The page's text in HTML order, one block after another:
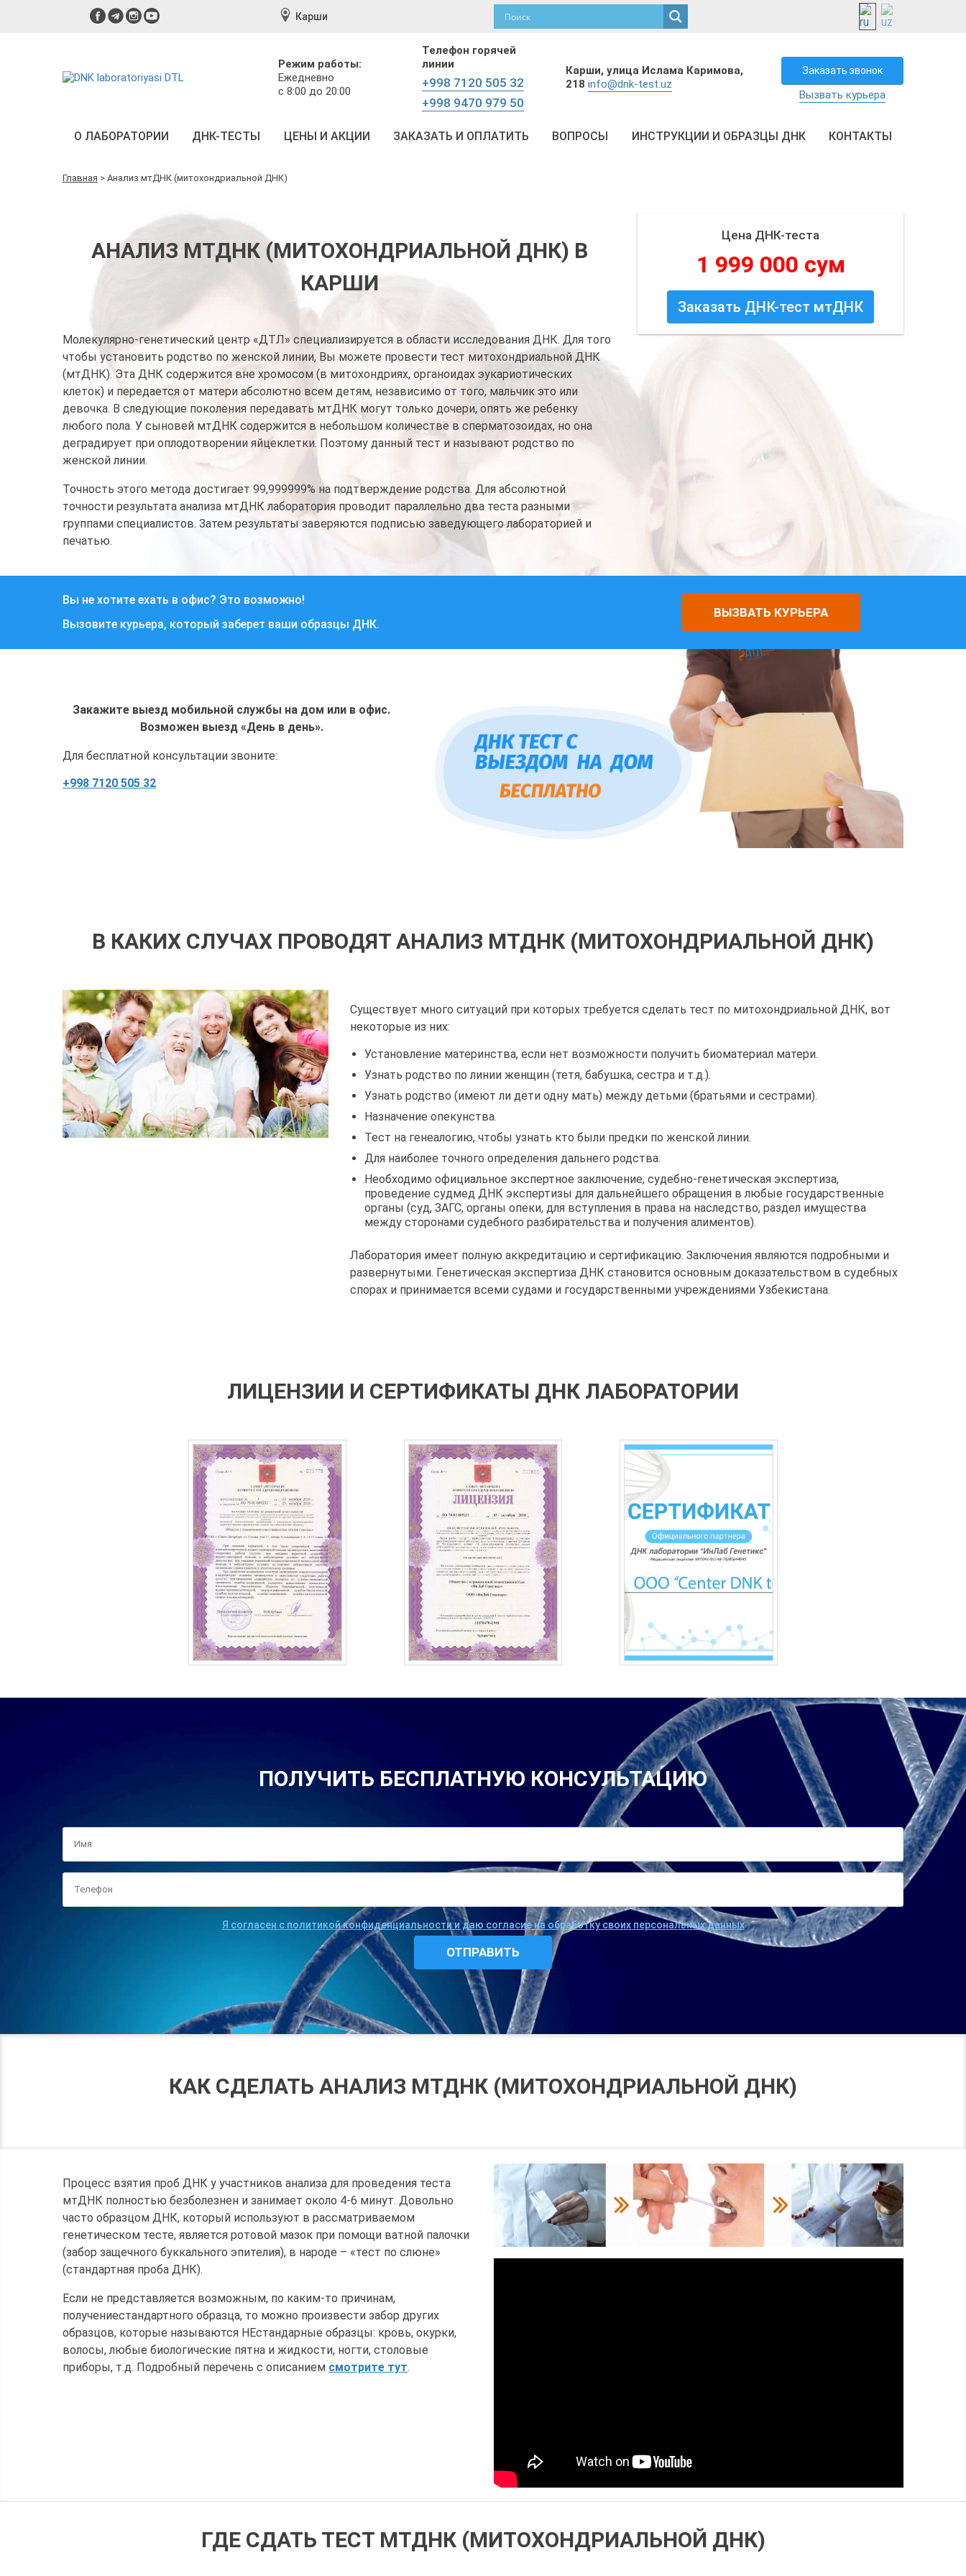
Карши
Режим работы:
Ежедневно
с 8:00 до 20:00
Телефон горячей
линии
+998 7120 505 32
+998 9470 979 50
Карши, улица Ислама Каримова,
218 info@dnk-test.uz
Заказать звонок
Вызвать курьера
О ЛАБОРАТОРИИ ДНК-ТЕСТЫ ЦЕНЫ И АКЦИИ ЗАКАЗАТЬ И ОПЛАТИТЬ ВОПРОСЫ ИНСТРУКЦИИ И ОБРАЗЦЫ ДНК КОНТАКТЫ
Главная > Анализ мтДНК (митохондриальной ДНК)
АНАЛИЗ МТДНК (МИТОХОНДРИАЛЬНОЙ ДНК) В
КАРШИ
Молекулярно-генетический центр «ДТЛ» специализируется в области исследования ДНК. Для того
чтобы установить родство по женской линии, Вы можете провести тест митохондриальной ДНК
(мтДНК). Эта ДНК содержится вне хромосом (в митохондриях, органоидах эукариотических
клеток) и передается от матери абсолютно всем детям, независимо от того, мальчик это или
девочка. В следующие поколения передавать мтДНК могут только дочери, опять же ребенку
любого пола. У сыновей мтДНК содержится в небольшом количестве в сперматозоидах, но она
деградирует при оплодотворении яйцеклетки. Поэтому данный тест и называют родство по
женской линии.
Точность этого метода достигает 99,999999% на подтверждение родства. Для абсолютной
точности результата анализа мтДНК лаборатория проводит параллельно два теста разными
группами специалистов. Затем результаты заверяются подписью заведующего лабораторией и
печатью.
Цена ДНК-теста
1 999 000 сум
Заказать ДНК-тест мтДНК
Вы не хотите ехать в офис? Это возможно!
Вызовите курьера, который заберет ваши образцы ДНК.
ВЫЗВАТЬ КУРЬЕРА
Закажите выезд мобильной службы на дом или в офис.
Возможен выезд «День в день».
Для бесплатной консультации звоните:
+998 7120 505 32
В КАКИХ СЛУЧАХ ПРОВОДЯТ АНАЛИЗ МТДНК (МИТОХОНДРИАЛЬНОЙ ДНК)
Существует много ситуаций при которых требуется сделать тест по митохондриальной ДНК, вот
некоторые из них:
Установление материнства, если нет возможности получить биоматериал матери.
Узнать родство по линии женщин (тетя, бабушка, сестра и т.д.).
Узнать родство (имеют ли дети одну мать) между детьми (братьями и сестрами).
Назначение опекунства.
Тест на генеалогию, чтобы узнать кто были предки по женской линии.
Для наиболее точного определения дальнего родства.
Необходимо официальное экспертное заключение, судебно-генетическая экспертиза,
проведение судмед ДНК экспертизы для дальнейшего обращения в любые государственные
органы (суд, ЗАГС, органы опеки, для вступления в права на наследство, раздел имущества
между сторонами судебного разбирательства и получения алиментов).
Лаборатория имеет полную аккредитацию и сертификацию. Заключения являются подробными и
развернутыми. Генетическая экспертиза ДНК становится основным доказательством в судебных
спорах и принимается всеми судами и государственными учреждениями Узбекистана.
ЛИЦЕНЗИИ И СЕРТИФИКАТЫ ДНК ЛАБОРАТОРИИ
ПОЛУЧИТЬ БЕСПЛАТНУЮ КОНСУЛЬТАЦИЮ
Я согласен с политикой конфиденциальности и даю согласие на обработку своих персональных данных
КАК СДЕЛАТЬ АНАЛИЗ МТДНК (МИТОХОНДРИАЛЬНОЙ ДНК)
Процесс взятия проб ДНК у участников анализа для проведения теста
мтДНК полностью безболезнен и занимает около 4-6 минут. Довольно
часто образцом ДНК, который используют в рассматриваемом
генетическом тесте, является ротовой мазок при помощи ватной палочки
(забор защечного буккального эпителия), в народе – «тест по слюне»
(стандартная проба ДНК).
Если не представляется возможным, по каким-то причинам,
получениестандартного образца, то можно произвести забор других
образцов, которые называются НЕстандарные образцы: кровь, окурки,
волосы, любые биологические пятна и жидкости, ногти, столовые
приборы, т.д. Подробный перечень с описанием смотрите тут.
ГДЕ СДАТЬ ТЕСТ МТДНК (МИТОХОНДРИАЛЬНОЙ ДНК)